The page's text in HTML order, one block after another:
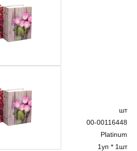
шт
00-00116448
Platinum
1уп * 1шт